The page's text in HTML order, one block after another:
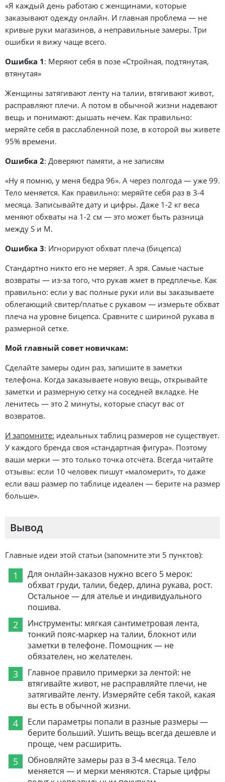
«Я каждый день работаю с женщинами, которые
заказывают одежду онлайн. И главная проблема — не
кривые руки магазинов, а неправильные замеры. Три
ошибки я вижу чаще всего.
Ошибка 1: Меряют себя в позе «Стройная, подтянутая,
втянутая»
Женщины затягивают ленту на талии, втягивают живот,
расправляют плечи. А потом в обычной жизни надевают
вещь и понимают: дышать нечем. Как правильно:
меряйте себя в расслабленной позе, в которой вы живете
95% времени.
Ошибка 2: Доверяют памяти, а не записям
«Ну я помню, у меня бедра 96». А через полгода — уже 99.
Тело меняется. Как правильно: меряйте себя раз в 3-4
месяца. Записывайте дату и цифры. Даже 1-2 кг веса
меняют обхваты на 1-2 см — это может быть разница
между S и M.
Ошибка 3: Игнорируют обхват плеча (бицепса)
Стандартно никто его не меряет. А зря. Самые частые
возвраты — из-за того, что рукав жмет в предплечье. Как
правильно: если у вас полные руки или вы заказываете
облегающий свитер/платье с рукавом — измерьте обхват
плеча на уровне бицепса. Сравните с шириной рукава в
размерной сетке.
Мой главный совет новичкам:
Сделайте замеры один раз, запишите в заметки
телефона. Когда заказываете новую вещь, открывайте
заметки и размерную сетку на соседней вкладке. Не
ленитесь — это 2 минуты, которые спасут вас от
возвратов.
И запомните: идеальных таблиц размеров не существует.
У каждого бренда своя «стандартная фигура». Поэтому
ваши мерки — это только точка отсчёта. Всегда читайте
отзывы: если 10 человек пишут «маломерит», то даже
если ваш размер по таблице идеален — берите на размер
больше».
Вывод
Главные идеи этой статьи (запомните эти 5 пунктов):
Для онлайн-заказов нужно всего 5 мерок:
обхват груди, талии, бедер, длина рукава, рост.
Остальное — для ателье и индивидуального
пошива.
Инструменты: мягкая сантиметровая лента,
тонкий пояс-маркер на талии, блокнот или
заметки в телефоне. Помощник — не
обязателен, но желателен.
Главное правило примерки за лентой: не
втягивайте живот, не расправляйте плечи, не
затягивайте ленту. Измеряйте себя такой, какая
вы есть в обычной жизни.
Если параметры попали в разные размеры —
берите больший. Ушить вещь всегда дешевле и
проще, чем расширить.
Обновляйте замеры раз в 3-4 месяца. Тело
меняется — и мерки меняются. Старые цифры